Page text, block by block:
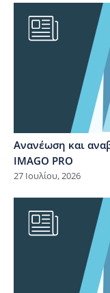
Ανανέωση και
IMAGO PRO
27 Ιουλίου, 2026